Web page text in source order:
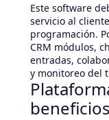
Este software
servicio al
programación.
CRM módulos,
entradas,
y monitoreo del